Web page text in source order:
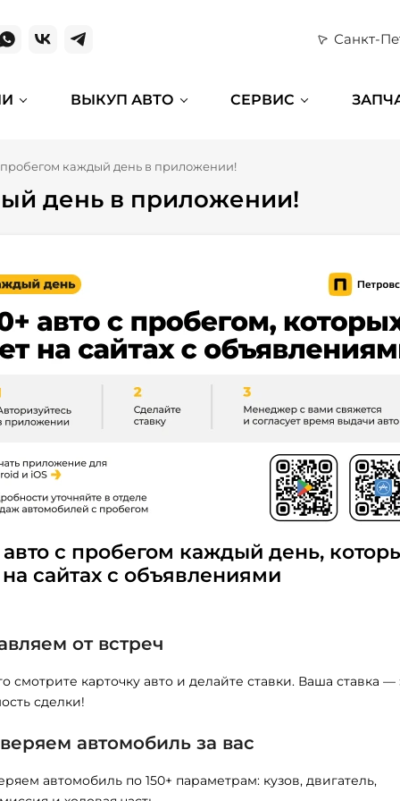
Санкт-
ВЫКУП АВТО СЕРВИС
пробегом каждый день в приложении!
день в приложении!
авто с пробегом каждый день,
cайтах с объявлениями
от встреч
смотрите карточку авто и делайте ставки. Ваша ставка —
сделки!
автомобиль за вас
автомобиль по 150+ параметрам: кузов, двигатель,